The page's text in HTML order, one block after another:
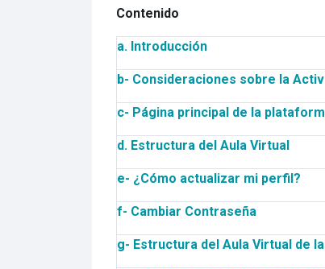
Contenido
a. Introducción
b- Consideraciones sobre la
c- Página principal de la
d. Estructura del Aula Virtual
e- ¿Cómo actualizar mi perfil?
f- Cambiar Contraseña
g- Estructura del Aula Virtual de